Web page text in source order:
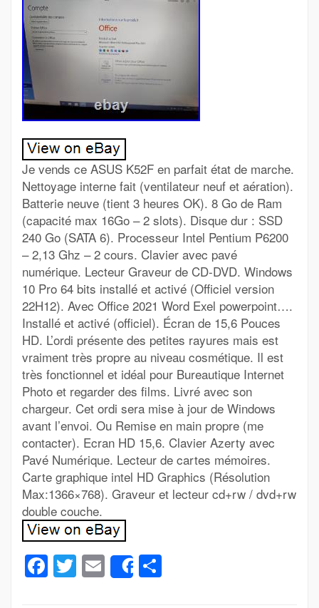
Je vends ce ASUS K52F en parfait état de marche.
Nettoyage interne fait (ventilateur neuf et aération).
Batterie neuve (tient 3 heures OK). 8 Go de Ram
(capacité max 16Go – 2 slots). Disque dur : SSD
240 Go (SATA 6). Processeur Intel Pentium P6200
– 2,13 Ghz – 2 cours. Clavier avec pavé
numérique. Lecteur Graveur de CD-DVD. Windows
10 Pro 64 bits installé et activé (Officiel version
22H12). Avec Office 2021 Word Exel powerpoint….
Installé et activé (officiel). Écran de 15,6 Pouces
HD. L’ordi présente des petites rayures mais est
vraiment très propre au niveau cosmétique. Il est
très fonctionnel et idéal pour Bureautique Internet
Photo et regarder des films. Livré avec son
chargeur. Cet ordi sera mise à jour de Windows
avant l’envoi. Ou Remise en main propre (me
contacter). Ecran HD 15,6. Clavier Azerty avec
Pavé Numérique. Lecteur de cartes mémoires.
Carte graphique intel HD Graphics (Résolution
Max:1366×768). Graveur et lecteur cd+rw / dvd+rw
double couche.
Facebook
Twitter
Email
Share